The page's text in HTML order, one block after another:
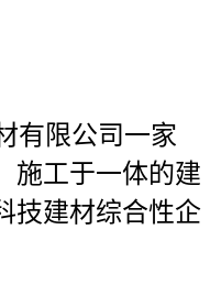
有限公司一家
施工于一体的建
技建材综合性企